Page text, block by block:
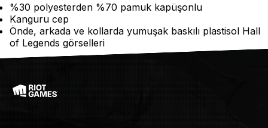
%30 polyesterden %70 pamuk kapüşonlu
Kanguru cep
Önde, arkada ve kollarda yumuşak baskılı plastisol Hall
of Legends görselleri